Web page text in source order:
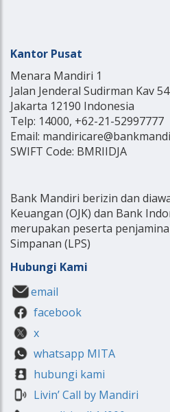
Kantor Pusat
Menara Mandiri 1
Jalan Jenderal Sudirman Kav
Jakarta 12190 Indonesia
Telp: 14000, +62-21-52997777
Email:
SWIFT Code: BMRIIDJA
Bank Mandiri berizin dan
Keuangan (OJK) dan Bank
merupakan peserta
Simpanan (LPS)
Hubungi Kami
email
facebook
x
whatsapp MITA
hubungi kami
Livin’ Call by Mandiri